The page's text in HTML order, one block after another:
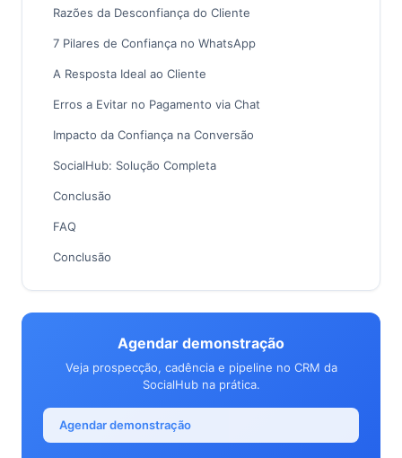
Razões da Desconfiança do Cliente
7 Pilares de Confiança no WhatsApp
A Resposta Ideal ao Cliente
Erros a Evitar no Pagamento via Chat
Impacto da Confiança na Conversão
SocialHub: Solução Completa
Conclusão
FAQ
Conclusão
Agendar demonstração
Veja prospecção, cadência e pipeline no CRM da
SocialHub na prática.
Agendar demonstração